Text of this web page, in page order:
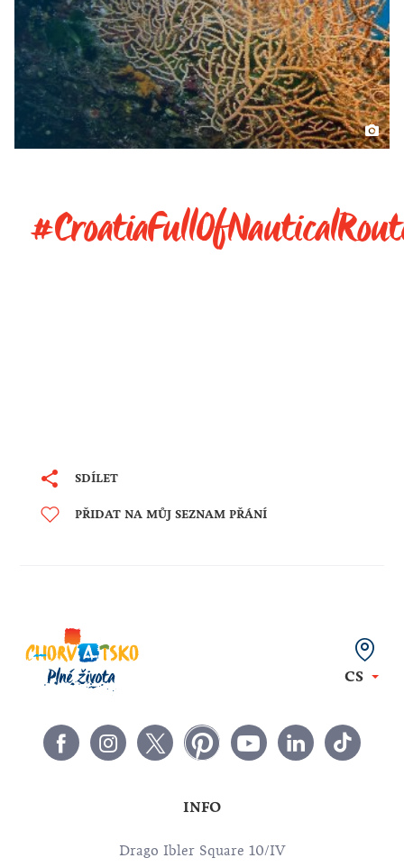
SDÍLET
PŘIDAT NA MŮJ SEZNAM PŘÁNÍ
CS
INFO
Drago Ibler Square 10/IV